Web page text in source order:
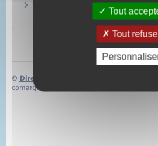
Saisie immobilière
© Direction de l’information légale et
comarquage developpé par
Tout
Tout